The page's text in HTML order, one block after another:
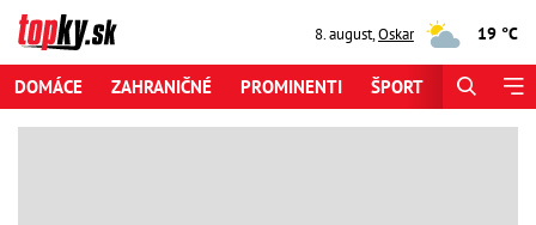
8. august,Oskar 19 °C
DOMÁCE ZAHRANIČNÉ PROMINENTI ŠPORT